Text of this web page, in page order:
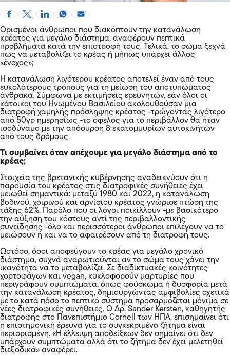
Ορισμένοι άνθρωποι που διακόπτουν την κατανάλωση
κρέατος για μεγάλο διάστημα, αναφέρουν πεπτικά
προβλήματα κατά την επιστροφή τους. Τελικά, το σώμα ξεχνά
πως να μεταβολίζει το κρέας ή μήπως υπάρχει άλλος
«ένοχος»;
Η κατανάλωση λιγότερου κρέατος αποτελεί έναν από τους
ευκολότερους τρόπους για τη μείωση του αποτυπώματος
άνθρακα. Σύμφωνα με εκτιμήσεις ερευνητών, εάν όλοι οι
κάτοικοι του Ηνωμένου Βασιλείου ακολουθούσαν μια
διατροφή χαμηλής πρόσληψης κρέατος -τρώγοντας λιγότερο
από 50γρ ημερησίως -το όφελος για το περιβάλλον θα ήταν
ισοδύναμο με την απόσυρση 8 εκατομμυρίων αυτοκινήτων
από τους δρόμους.
Τι συμβαίνει όταν απέχουμε για μεγάλο διάστημα από το
κρέας;
Στοιχεία της βρετανικής κυβέρνησης αναδεικνύουν ότι η
παρουσία του κρέατος στις διατροφικές συνήθειες έχει
μειωθεί σημαντικά: μεταξύ 1980 και 2022, η κατανάλωση
βοδινού, χοιρινού και αρνίσιου κρέατος γνώρισε πτώση της
τάξης 62%. Παρόλο που οι λόγοι ποικίλλουν -με βασικότερο
την αύξηση του κόστους αντί της περιβαλλοντικής
συνείδησης -όλο και περισσότεροι άνθρωποι επιλέγουν να το
μειώσουν ή και να το αφαιρέσουν από τη διατροφή τους.
Ωστόσο, όσοι αποφεύγουν το κρέας για μεγάλο χρονικό
διάστημα, συχνά αναρωτιούνται αν το σώμα τους χάνει την
ικανότητα να το μεταβολίζει. Σε διαδικτυακές κοινότητες
χορτοφάγων και vegan, κυκλοφορούν μαρτυρίες που
περιγράφουν συμπτώματα, όπως φούσκωμα ή δυσφορία μετά
την κατανάλωση κρέατος, δημιουργώντας αμφιβολίες σχετικά
με το κατά πόσο το πεπτικό σύστημα προσαρμόζεται μόνιμα σε
νέες διατροφικές συνήθειες. Ο Δρ. Sander Kersten, καθηγητής
διατροφής στο Πανεπιστήμιο Cornell των ΗΠΑ, επισημαίνει ότι
η επιστημονική έρευνα για το συγκεκριμένο ζήτημα είναι
περιορισμένη. «Η έλλειψη αποδείξεων δεν σημαίνει ότι δεν
υπάρχουν συμπτώματα αλλά ότι το ζήτημα δεν έχει μελετηθεί
διεξοδικά» αναφέρει.